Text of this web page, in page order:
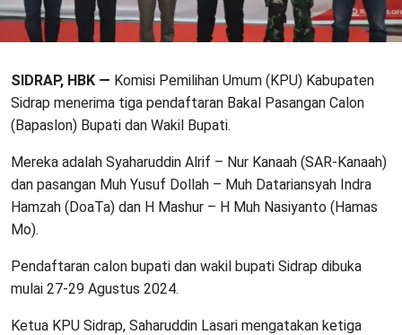
SIDRAP, HBK — Komisi Pemilihan Umum (KPU) Kabupaten
Sidrap menerima tiga pendaftaran Bakal Pasangan Calon
(Bapaslon) Bupati dan Wakil Bupati.
Mereka adalah Syaharuddin Alrif – Nur Kanaah (SAR-Kanaah)
dan pasangan Muh Yusuf Dollah – Muh Datariansyah Indra
Hamzah (DoaTa) dan H Mashur – H Muh Nasiyanto (Hamas
Mo).
Pendaftaran calon bupati dan wakil bupati Sidrap dibuka
mulai 27-29 Agustus 2024.
Ketua KPU Sidrap, Saharuddin Lasari mengatakan ketiga